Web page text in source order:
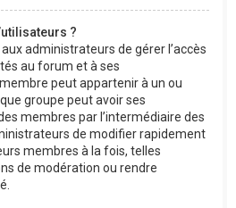
?
administrateurs de gérer l’accès
au forum et à ses
peut appartenir à un ou
groupe peut avoir ses
membres par l’intermédiaire des
de modifier rapidement
membres à la fois, telles
de modération ou rendre